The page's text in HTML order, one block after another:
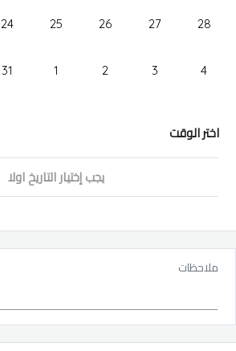
24 25 26 27 28
31 1 2 3 4
اختر الوقت
يجب إختيار التاريخ اولا
ملاحظات